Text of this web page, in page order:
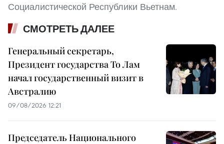
Социалистической Республики Вьетнам.
СМОТРЕТЬ ДАЛЕЕ
Генеральный секретарь,
Президент государства То Лам
начал государственный визит в
Австралию
09/08/2026 12:21
Председатель Национального